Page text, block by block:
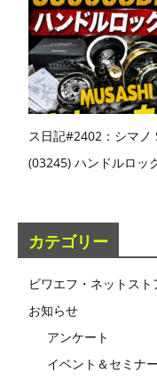
ス日記#2402：シマノ
(03245) ハンドルロッ
カテゴリー
ビワエフ・ネットスト
お知らせ
アンケート
イベント＆セミナ